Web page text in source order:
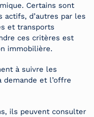
Certains sont
actifs, d’autres par les
et transports
ces critères est
immobilière.
à suivre les
demande et l’offre
ils peuvent consulter